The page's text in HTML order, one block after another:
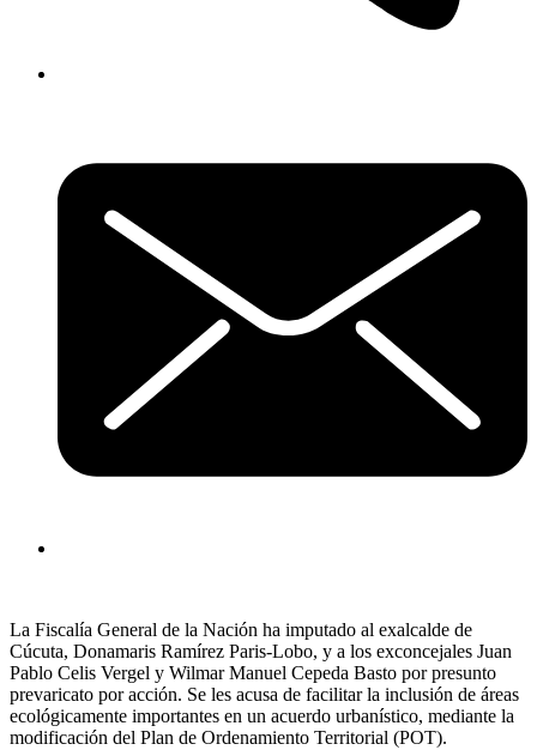
La Fiscalía General de la Nación ha imputado al exalcalde de
Cúcuta, Donamaris Ramírez Paris-Lobo, y a los exconcejales Juan
Pablo Celis Vergel y Wilmar Manuel Cepeda Basto por presunto
prevaricato por acción. Se les acusa de facilitar la inclusión de áreas
ecológicamente importantes en un acuerdo urbanístico, mediante la
modificación del Plan de Ordenamiento Territorial (POT).